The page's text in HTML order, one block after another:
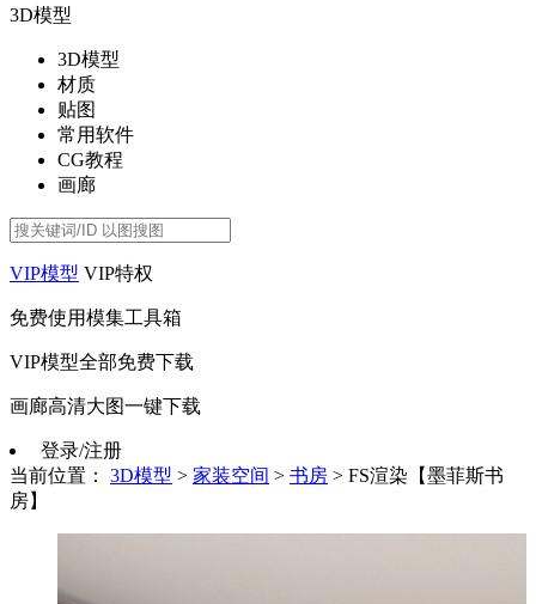
3D模型
3D模型
材质
贴图
常用软件
CG教程
画廊
VIP模型 VIP特权
免费使用模集工具箱
VIP模型全部免费下载
画廊高清大图一键下载
登录/注册
当前位置：
3D模型 > 家装空间 > 书房 > FS渲染【墨菲斯书
房】